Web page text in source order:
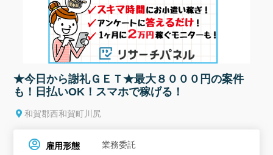
★今日から謝礼ＧＥＴ★最大８０００円の案件
も！日払いOK！スマホで稼げる！
和賀郡西和賀町川尻
雇用形態 業務委託